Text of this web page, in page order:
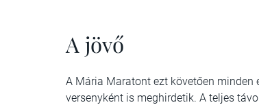
A jövő
A Mária Maratont ezt követően
versenyként is meghirdetik. A teljes